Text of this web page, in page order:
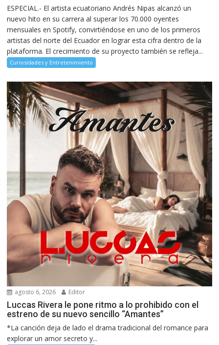
ESPECIAL.- El artista ecuatoriano Andrés Nipas alcanzó un
nuevo hito en su carrera al superar los 70.000 oyentes
mensuales en Spotify, convirtiéndose en uno de los primeros
artistas del norte del Ecuador en lograr esta cifra dentro de la
plataforma. El crecimiento de su proyecto también se refleja...
Curiosidades y Entretenimiento
agosto 6, 2026 Editor
Luccas Rivera le pone ritmo a lo prohibido con el
estreno de su nuevo sencillo “Amantes”
*La canción deja de lado el drama tradicional del romance para
explorar un amor secreto y...